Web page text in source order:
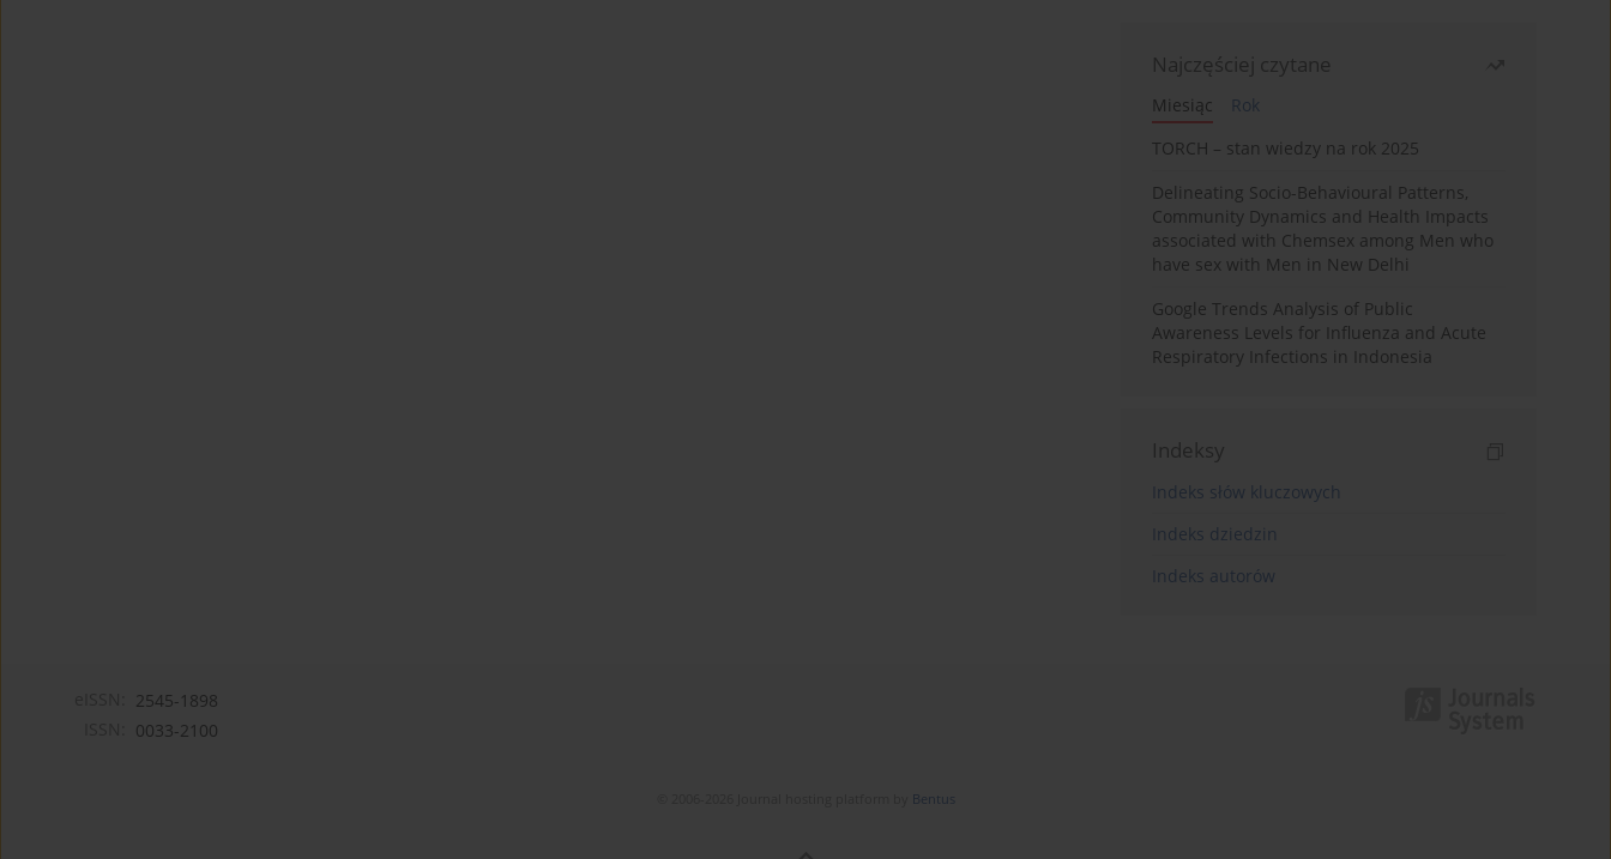
Najczęściej czytane
Miesiąc
Rok
TORCH – stan wiedzy na rok 2025
Delineating Socio-Behavioural Patterns,
Community Dynamics and Health Impacts
associated with Chemsex among Men who
have sex with Men in New Delhi
Google Trends Analysis of Public
Awareness Levels for Influenza and Acute
Respiratory Infections in Indonesia
Indeksy
Indeks słów kluczowych
Indeks dziedzin
Indeks autorów
2545-1898
0033-2100
Bentus